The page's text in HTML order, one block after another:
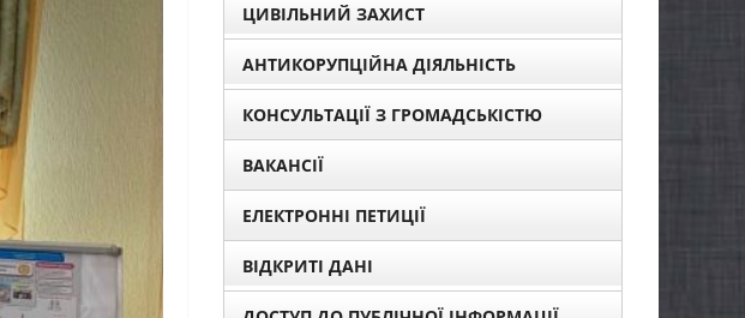
ЦИВІЛЬНИЙ ЗАХИСТ
АНТИКОРУПЦІЙНА ДІЯЛЬНІСТЬ
КОНСУЛЬТАЦІЇ З ГРОМАДСЬКІСТЮ
ВАКАНСІЇ
ЕЛЕКТРОННІ ПЕТИЦІЇ
ВІДКРИТІ ДАНІ